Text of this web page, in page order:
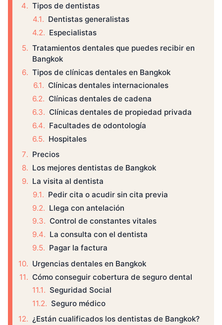
Tipos de dentistas
Dentistas generalistas
Especialistas
Tratamientos dentales que puedes recibir en
Bangkok
Tipos de clínicas dentales en Bangkok
Clínicas dentales internacionales
Clínicas dentales de cadena
Clínicas dentales de propiedad privada
Facultades de odontología
Hospitales
Precios
Los mejores dentistas de Bangkok
La visita al dentista
Pedir cita o acudir sin cita previa
Llega con antelación
Control de constantes vitales
La consulta con el dentista
Pagar la factura
Urgencias dentales en Bangkok
Cómo conseguir cobertura de seguro dental
Seguridad Social
Seguro médico
¿Están cualificados los dentistas de Bangkok?